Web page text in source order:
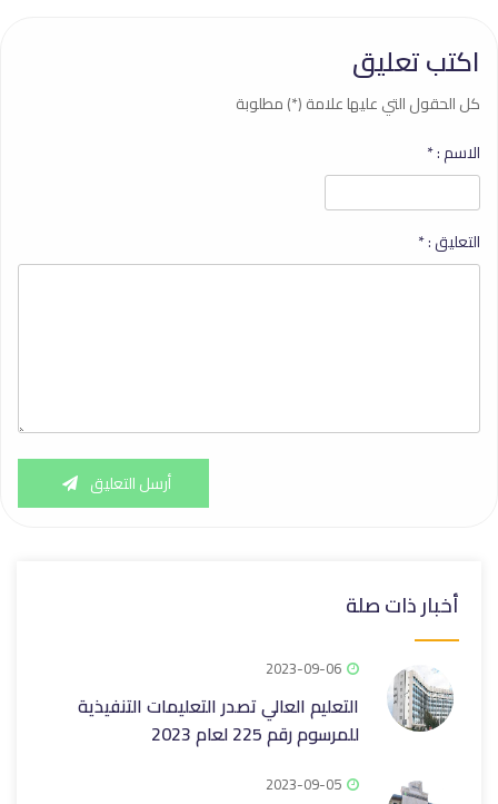
اكتب تعليق
كل الحقول التي عليها علامة (*) مطلوبة
الاسم :*
التعليق :*
أرسل التعليق
أخبار ذات صلة
2023-09-06
التعليم العالي تصدر التعليمات التنفيذية
للمرسوم رقم 225 لعام 2023
2023-09-05